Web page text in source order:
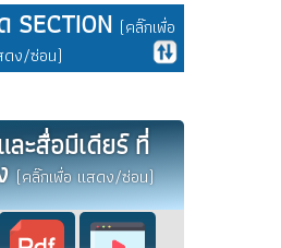
SECTION (คลิ๊กเพื่อ
ดง/ซ่อน)
ละสื่อมีเดียร์ ที่
(คลิ๊กเพื่อ แสดง/ซ่อน)